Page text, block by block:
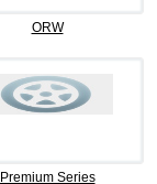
ORW
Premium Series